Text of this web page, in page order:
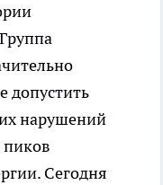
допустить
нарушений
Сегодня